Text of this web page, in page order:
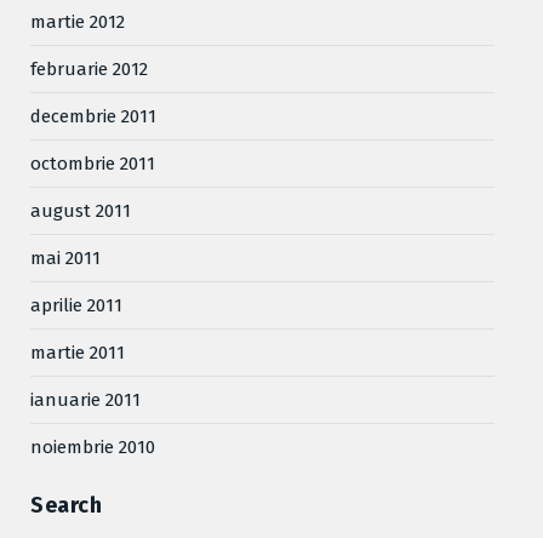
martie 2012
februarie 2012
decembrie 2011
octombrie 2011
august 2011
mai 2011
aprilie 2011
martie 2011
ianuarie 2011
noiembrie 2010
Search